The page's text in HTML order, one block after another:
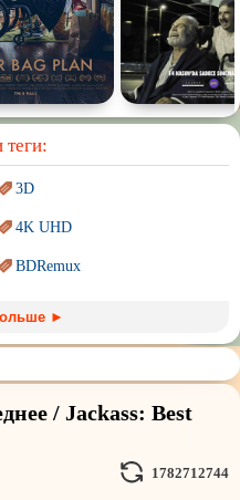
кино Для взрослых
3D
4K UHD
BDRemux
Trash (трэш) movies
Ангелы и Демоны
Антиутопия
►
/ Jackass: Best
1782712744